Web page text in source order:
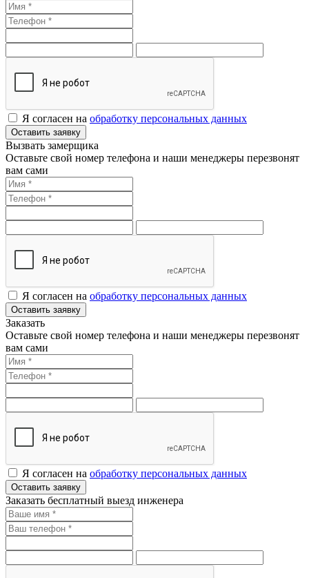
Я согласен на обработку персональных данных
Оставить заявку
Вызвать замерщика
Оставьте свой номер телефона и наши менеджеры перезвонят
вам сами
Я согласен на обработку персональных данных
Оставить заявку
Заказать
Оставьте свой номер телефона и наши менеджеры перезвонят
вам сами
Я согласен на обработку персональных данных
Оставить заявку
Заказать бесплатный выезд инженера